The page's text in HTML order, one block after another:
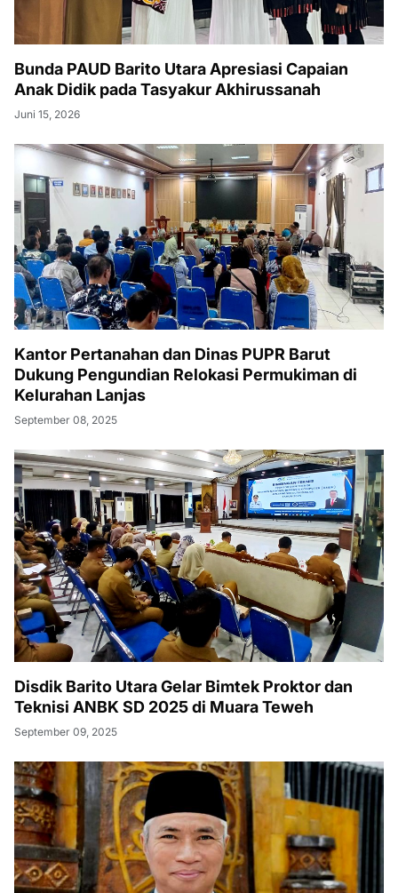
Bunda PAUD Barito Utara Apresiasi Capaian
Anak Didik pada Tasyakur Akhirussanah
Juni 15, 2026
Kantor Pertanahan dan Dinas PUPR Barut
Dukung Pengundian Relokasi Permukiman di
Kelurahan Lanjas
September 08, 2025
Disdik Barito Utara Gelar Bimtek Proktor dan
Teknisi ANBK SD 2025 di Muara Teweh
September 09, 2025